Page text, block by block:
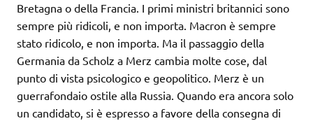
Bretagna o della Francia. I primi ministri britannici sono
sempre più ridicoli, e non importa. Macron è sempre
stato ridicolo, e non importa. Ma il passaggio della
Germania da Scholz a Merz cambia molte cose, dal
punto di vista psicologico e geopolitico. Merz è un
guerrafondaio ostile alla Russia. Quando era ancora solo
un candidato, si è espresso a favore della consegna di